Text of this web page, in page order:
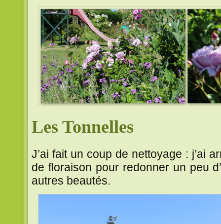
Les Tonnelles
J’ai fait un coup de nettoyage : j’ai
de floraison pour redonner un peu
autres beautés.